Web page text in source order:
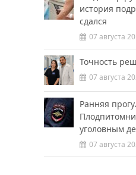
история
сдался
07 августа
Точность
07 августа
Ранняя
уголовным
07 августа